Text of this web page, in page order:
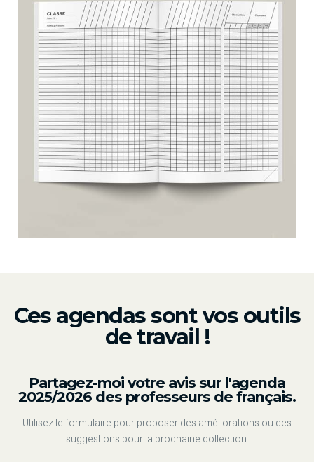
Ces agendas sont vos outils
de travail !
Partagez-moi votre avis sur l'agenda
2025/2026 des professeurs de français.
Utilisez le formulaire pour proposer des améliorations ou des
suggestions pour la prochaine collection.